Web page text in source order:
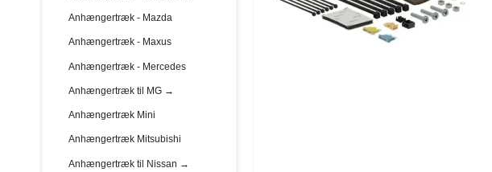
Anhængertræk - Mazda
Anhængertræk - Maxus
Anhængertræk - Mercedes
Anhængertræk til MG →
Anhængertræk Mini
Anhængertræk Mitsubishi
Anhængertræk til Nissan →